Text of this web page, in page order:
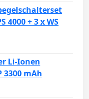
4000 + 3 x WS
Li-Ionen
3300 mAh